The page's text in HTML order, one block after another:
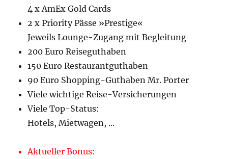
4 x AmEx Gold Cards
2 x Priority Pässe »Prestige«
Jeweils Lounge-Zugang mit Begleitung
200 Euro Reiseguthaben
150 Euro Restaurantguthaben
90 Euro Shopping-Guthaben Mr. Porter
Viele wichtige Reise-Versicherungen
Viele Top-Status:
Hotels, Mietwagen, ...
Aktueller Bonus: